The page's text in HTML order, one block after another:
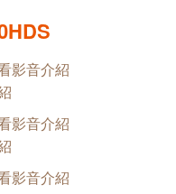
影音介紹
影音介紹
影音介紹